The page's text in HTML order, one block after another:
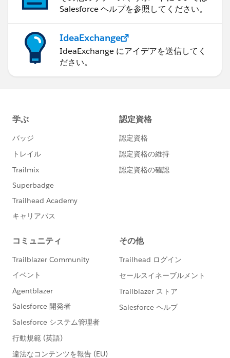
Salesforce ヘルプを参照してください。
IdeaExchange
IdeaExchange にアイデアを送信してく
ださい。